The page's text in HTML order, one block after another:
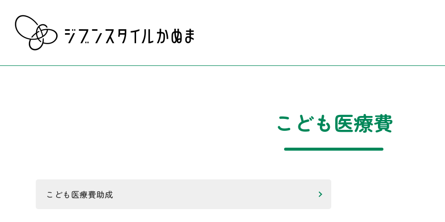
こども医療費
こども医療費助成